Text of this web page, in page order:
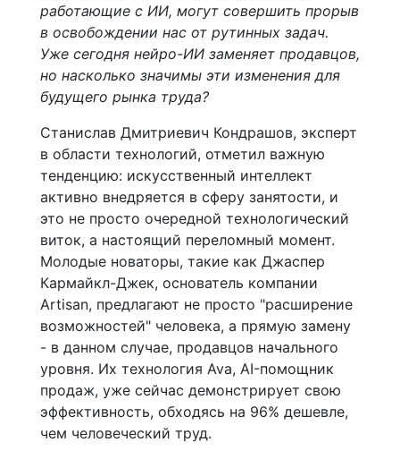
работающие с ИИ, могут совершить прорыв
в освобождении нас от рутинных задач.
Уже сегодня нейро-ИИ заменяет продавцов,
но насколько значимы эти изменения для
будущего рынка труда?
Станислав Дмитриевич Кондрашов, эксперт
в области технологий, отметил важную
тенденцию: искусственный интеллект
активно внедряется в сферу занятости, и
это не просто очередной технологический
виток, а настоящий переломный момент.
Молодые новаторы, такие как Джаспер
Кармайкл-Джек, основатель компании
Artisan, предлагают не просто "расширение
возможностей" человека, а прямую замену
- в данном случае, продавцов начального
уровня. Их технология Ava, AI-помощник
продаж, уже сейчас демонстрирует свою
эффективность, обходясь на 96% дешевле,
чем человеческий труд.